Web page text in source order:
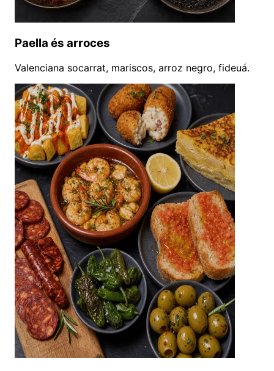
Paella és arroces
Valenciana socarrat, mariscos, arroz negro, fideuá.